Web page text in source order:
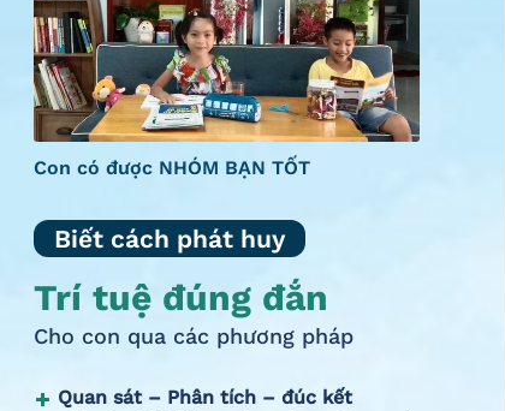
Con có được NHÓM BẠN TỐT
Trí tuệ đúng đắn
Cho con qua các phương pháp
Quan sát – Phân tích – đúc kết
Biết cách phát huy